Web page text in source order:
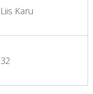
Liis Karu
32